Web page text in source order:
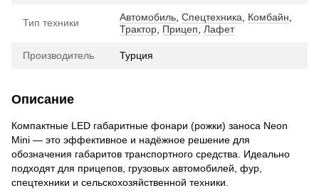
Тип техники Автомобиль Спецтехника Комбайн
Трактор Прицеп Лафет
Производитель Турция
Описание
Компактные LED габаритные фонари (рожки) заноса Neon
Mini — это эффективное и надёжное решение для
обозначения габаритов транспортного средства. Идеально
подходят для прицепов, грузовых автомобилей, фур,
спецтехники и сельскохозяйственной техники.